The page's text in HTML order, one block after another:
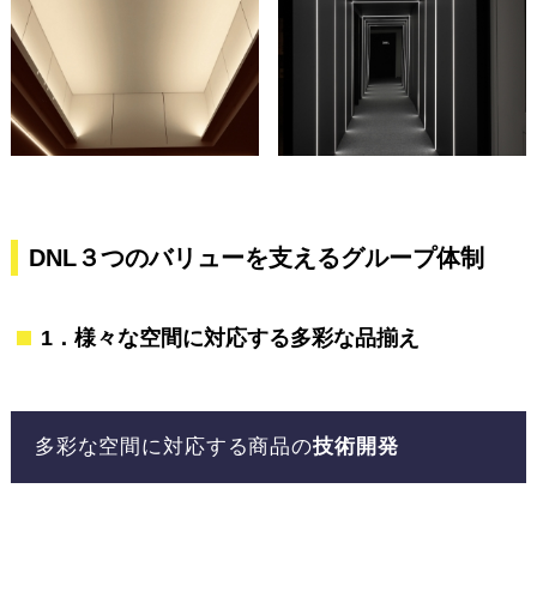
DNL３つのバリューを支えるグループ体制
1．様々な空間に対応する多彩な品揃え
多彩な空間に対応する商品の技術開発